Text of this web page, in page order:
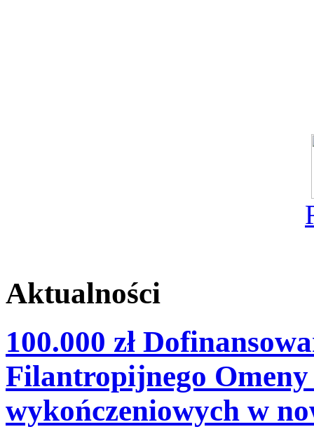
Aktualności
100.000 zł
Filantropijnego
wykończeniowych w